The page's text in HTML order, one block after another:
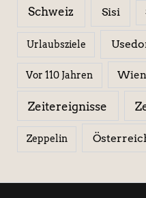
Schweiz Sisi
Urlaubsziele
Vor 110 Jahren Wien
Zeitereignisse
Zeppelin